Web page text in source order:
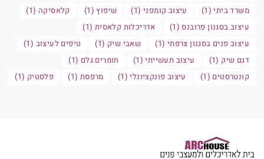
משרד ביתי (1)
עיצוב קומפני (1) שיפוץ (1)
קלאסיקה (1)
עיצוב בסגנון פרובנס (1)
אדריכלות קלאסית (1)
עיצוב פנים בסגנון צרפתי (1)
שאבי שיק (1)
טיפים לעיצוב (1)
דגם שיק (1)
עיצוב תעשייתי (1)
חומרים גלם (1)
קונטרסטים (1)
עיצוב פונקציונלי (1) מרפסת (1) פלסטיק (1)